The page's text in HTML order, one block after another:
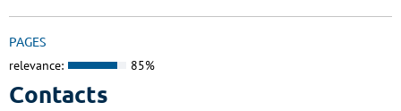
PAGES
relevance: 85%
Contacts